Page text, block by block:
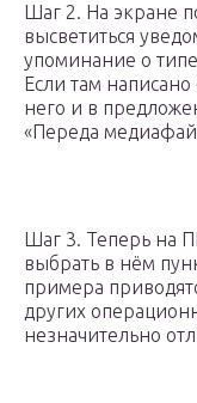
Шаг 2. На экране
высветиться
упоминание о
Если там написано
него и в
«Переда
Шаг 3. Теперь на
выбрать в нём
примера
других
незначительно